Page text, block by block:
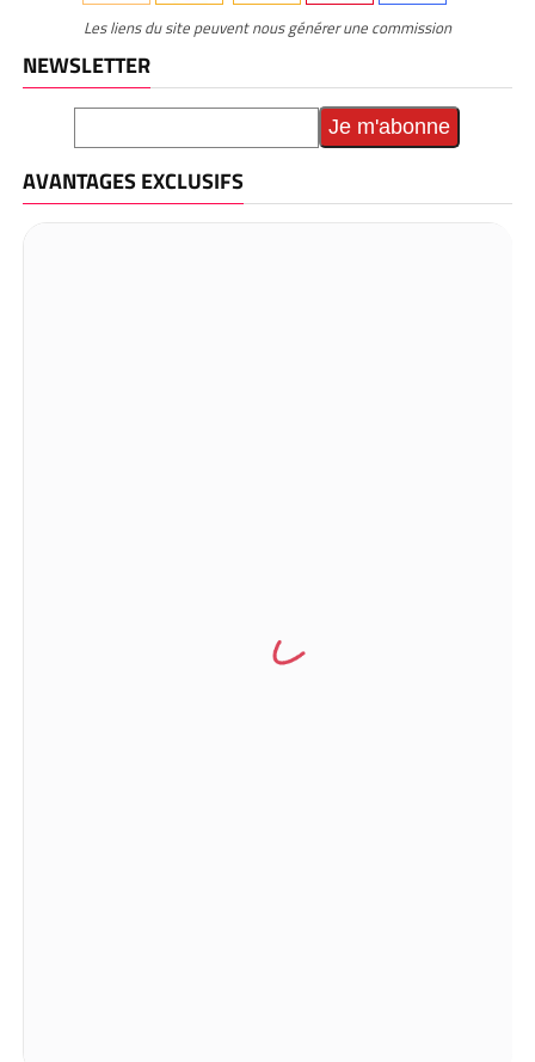
Les liens du site peuvent nous générer une commission
NEWSLETTER
AVANTAGES EXCLUSIFS